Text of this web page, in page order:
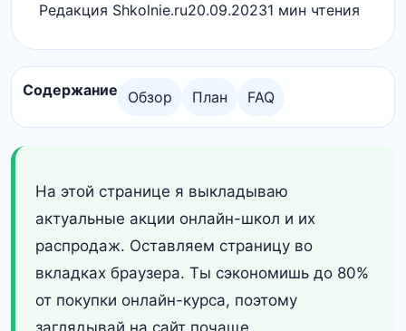
Редакция Shkolnie.ru20.09.20231 мин чтения
Содержание Обзор План FAQ
На этой странице я выкладываю
актуальные акции онлайн-школ и их
распродаж. Оставляем страницу во
вкладках браузера. Ты сэкономишь до 80%
от покупки онлайн-курса, поэтому
заглядывай на сайт почаще.